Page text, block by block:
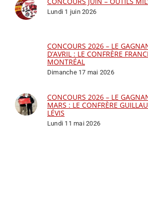
Lundi 1 juin 2026
CONCOURS 2026 – LE
D’AVRIL : LE CONFRÈRE
MONTRÉAL
Dimanche 17 mai 2026
CONCOURS 2026 – LE
MARS : LE CONFRÈRE
LÉVIS
Lundi 11 mai 2026